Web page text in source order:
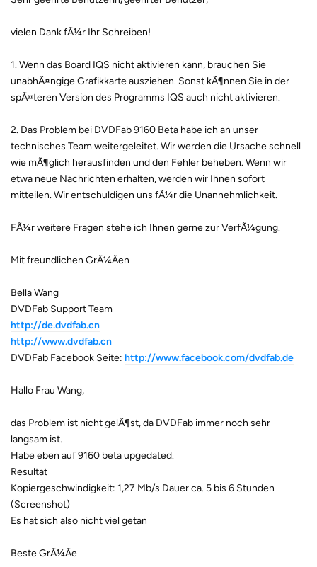
vielen Dank fÃ¼r Ihr Schreiben!
1. Wenn das Board IQS nicht aktivieren kann, brauchen Sie
unabhÃ¤ngige Grafikkarte ausziehen. Sonst kÃ¶nnen Sie in der
spÃ¤teren Version des Programms IQS auch nicht aktivieren.
2. Das Problem bei DVDFab 9160 Beta habe ich an unser
technisches Team weitergeleitet. Wir werden die Ursache schnell
wie mÃ¶glich herausfinden und den Fehler beheben. Wenn wir
etwa neue Nachrichten erhalten, werden wir Ihnen sofort
mitteilen. Wir entschuldigen uns fÃ¼r die Unannehmlichkeit.
FÃ¼r weitere Fragen stehe ich Ihnen gerne zur VerfÃ¼gung.
Mit freundlichen GrÃ¼Ãen
Bella Wang
DVDFab Support Team
http://de.dvdfab.cn
http://www.dvdfab.cn
DVDFab Facebook Seite: http://www.facebook.com/dvdfab.de
Hallo Frau Wang,
das Problem ist nicht gelÃ¶st, da DVDFab immer noch sehr
langsam ist.
Habe eben auf 9160 beta upgedated.
Resultat
Kopiergeschwindigkeit: 1,27 Mb/s Dauer ca. 5 bis 6 Stunden
(Screenshot)
Es hat sich also nicht viel getan
Beste GrÃ¼Ãe